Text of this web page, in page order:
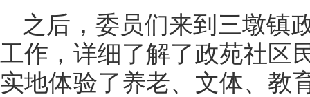
之后，委员们来到三墩镇
工作，详细了解了政苑社区
实地体验了养老、文体、教